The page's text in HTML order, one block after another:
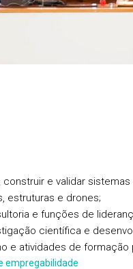
construir e validar
estruturas e drones;
e funções de
científica e
e atividades de formação
empregabilidade